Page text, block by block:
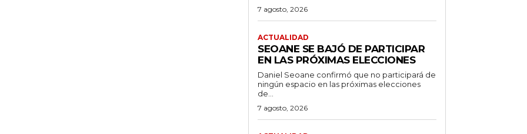
7 agosto, 2026
ACTUALIDAD
SEOANE SE BAJÓ DE PARTICIPAR
EN LAS PRÓXIMAS ELECCIONES
Daniel Seoane confirmó que no participará de
ningún espacio en las próximas elecciones
de...
7 agosto, 2026